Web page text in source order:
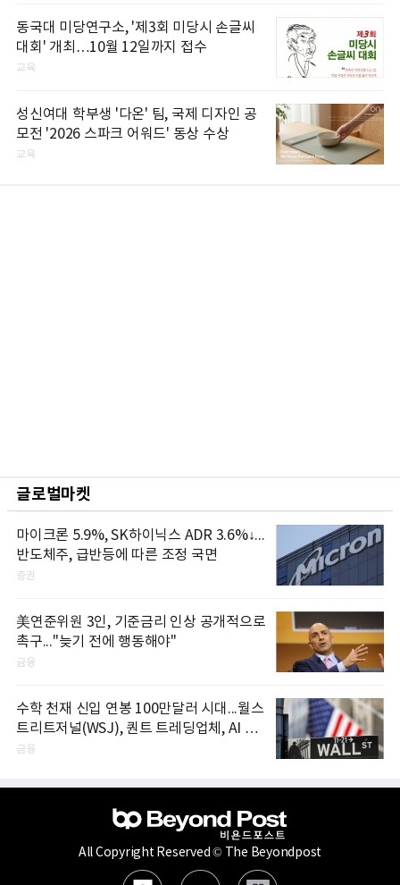
동국대 미당연구소, '제3회 미당시 손글씨
대회' 개최…10월 12일까지 접수
교육
성신여대 학부생 '다온' 팀, 국제 디자인 공
모전 '2026 스파크 어워드' 동상 수상
교육
글로벌마켓
마이크론 5.9%, SK하이닉스 ADR 3.6%↓...
반도체주, 급반등에 따른 조정 국면
증권
美연준위원 3인, 기준금리 인상 공개적으로
촉구..."늦기 전에 행동해야"
금융
수학 천재 신입 연봉 100만달러 시대...월스
트리트저널(WSJ), 퀀트 트레딩업체, AI 기
업들 인재 확보 경쟁
금융
All Copyright Reserved © The Beyondpost